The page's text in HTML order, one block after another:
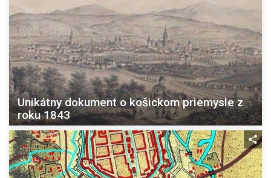
Unikátny dokument o košickom priemysle z
roku 1843